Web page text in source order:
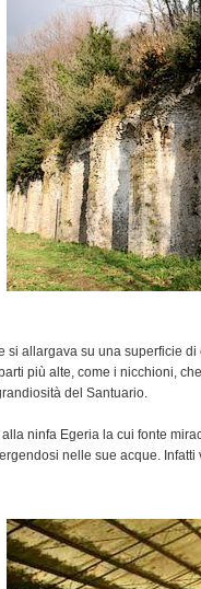
si allargava su una superficie
più alte, come i nicchioni,
del Santuario.
alla ninfa Egeria la cui fonte
nelle sue acque.